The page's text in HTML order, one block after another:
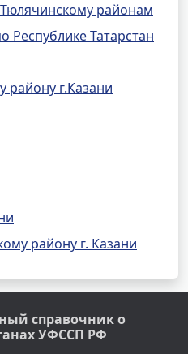
районам
Татарстан
г.Казани
району г. Казани
справочник о
УФССП РФ